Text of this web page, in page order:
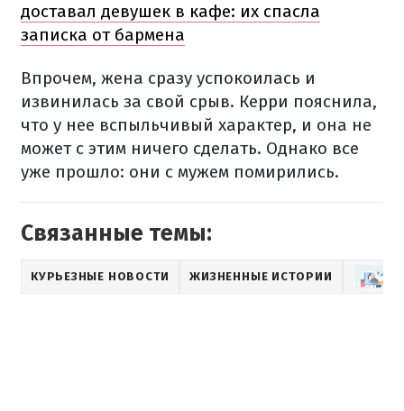
доставал девушек в кафе: их спасла
записка от бармена
Впрочем, жена сразу успокоилась и
извинилась за свой срыв. Керри пояснила,
что у нее вспыльчивый характер, и она не
может с этим ничего сделать. Однако все
уже прошло: они с мужем помирились.
Связанные темы:
КУРЬЕЗНЫЕ НОВОСТИ ЖИЗНЕННЫЕ ИСТОРИИ